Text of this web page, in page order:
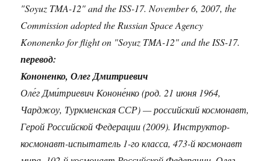
"Soyuz TMA-12" and the ISS-17. November 6, 2007, the
Commission adopted the Russian Space Agency
Kononenko for flight on "Soyuz TMA-12" and the ISS-17.
перевод:
Кононенко, Олег Дмитриевич
Оле́г Дми́триевич Кононе́нко (род. 21 июня 1964,
Чарджоу, Туркменская ССР) — российский космонавт,
Герой Российской Федерации (2009). Инструктор-
космонавт-испытатель 1-го класса, 473-й космонавт